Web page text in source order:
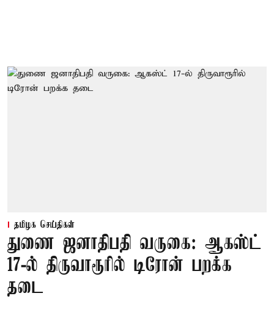
தமிழக செய்திகள்
துணை ஜனாதிபதி வருகை: ஆகஸ்ட்
17-ல் திருவாரூரில் டிரோன் பறக்க
தடை